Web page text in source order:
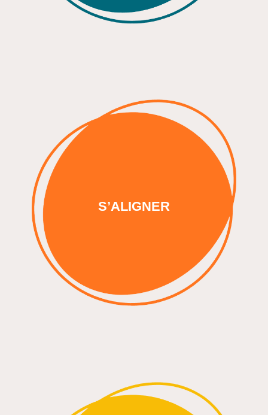
S’ALIGNER